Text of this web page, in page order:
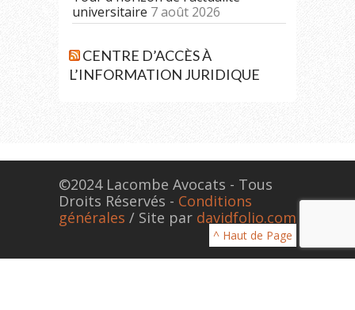
universitaire 7 août 2026
CENTRE D’ACCÈS À
L’INFORMATION JURIDIQUE
©2024 Lacombe Avocats - Tous
Droits Réservés - Conditions
générales / Site par davidfolio.com
^ Haut de Page